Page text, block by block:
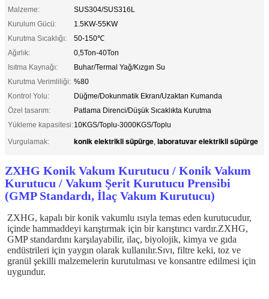
Malzeme:
SUS304/SUS316L
Kurulum Gücü:
1.5KW-55KW
Kurutma Sıcaklığı:
50-150℃
Ağırlık:
0,5Ton-40Ton
Isıtma Kaynağı:
Buhar/Termal Yağ/Kızgın Su
Kurutma Verimliliği: %80
Kontrol Yolu:
Düğme/Dokunmatik Ekran/Uzaktan Kumanda
Özel tasarım:
Patlama Direnci/Düşük Sıcaklıkta Kurutma
Yükleme kapasitesi:10KGS/Toplu-3000KGS/Toplu
Vurgulamak:
konik elektrikli süpürge, laboratuvar elektrikli süpürge
ZXHG Konik Vakum Kurutucu / Konik Vakum
Kurutucu / Vakum Şerit Kurutucu Prensibi
(GMP Standardı, İlaç Vakum Kurutucu)
ZXHG, kapalı bir konik vakumlu ısıyla temas eden kurutucudur,
içinde hammaddeyi karıştırmak için bir karıştırıcı vardır.ZXHG,
GMP standardını karşılayabilir, ilaç, biyolojik, kimya ve gıda
endüstrileri için yaygın olarak kullanılır.Sıvı, filtre keki, toz ve
granül şekilli malzemelerin kurutulması ve konsantre edilmesi için
uygundur.